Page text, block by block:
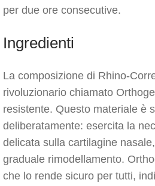
per due ore consecutive.
Ingredienti
La composizione di Rhino-
rivoluzionario chiamato
resistente. Questo materiale è
deliberatamente: esercita la
delicata sulla cartilagine
graduale rimodellamento.
che lo rende sicuro per tutti,